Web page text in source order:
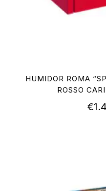
HUMIDOR ROMA
ROSSO
€